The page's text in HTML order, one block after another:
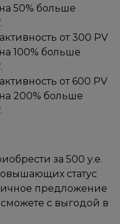
50% больше
от 300 PV
100% больше
от 600 PV
200% больше
за 500 у.е.
статус
предложение
с выгодой в